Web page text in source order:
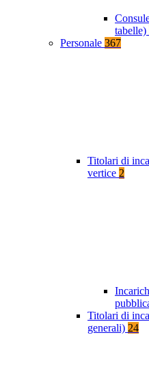
tabelle)
Personale 367
Titolari di
vertice 2
Titolari di
generali) 24